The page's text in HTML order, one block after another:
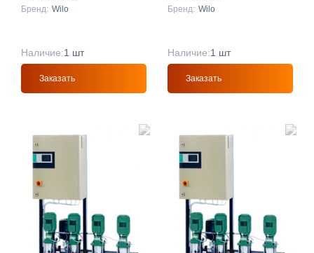
Бренд: Wilo
Наличие:1 шт
Заказать
Бренд: Wilo
Наличие:1 шт
Заказать